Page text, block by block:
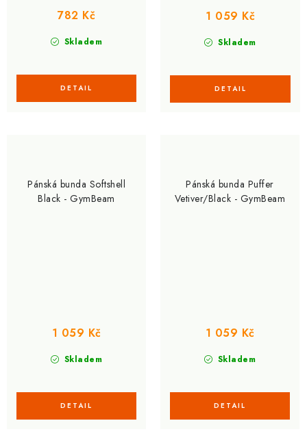
Skladem
782 Kč
Skladem
1 059 Kč
Pánská bunda Softshell
Black - GymBeam
Skladem
1 059 Kč
Pánská bunda Puffer
Vetiver/Black - GymBeam
Skladem
1 059 Kč